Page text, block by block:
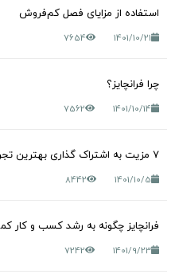
استفاده از مزایای فصل کم‌فروش
1401/10/21
7654
چرا فرانچایز؟
1401/10/14
7562
7 مزیت به اشتراک گذاری بهترین تجربیات در یک سازمان
1401/10/5
8442
فرانچایز چگونه به رشد کسب و کار
1401/9/23
7242